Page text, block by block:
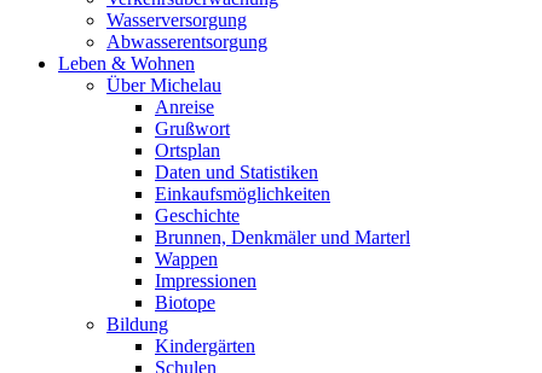
Wasserversorgung
Abwasserentsorgung
Leben & Wohnen
Über Michelau
Anreise
Grußwort
Ortsplan
Daten und Statistiken
Einkaufsmöglichkeiten
Geschichte
Brunnen, Denkmäler und Marterl
Wappen
Impressionen
Biotope
Bildung
Kindergärten
Schulen